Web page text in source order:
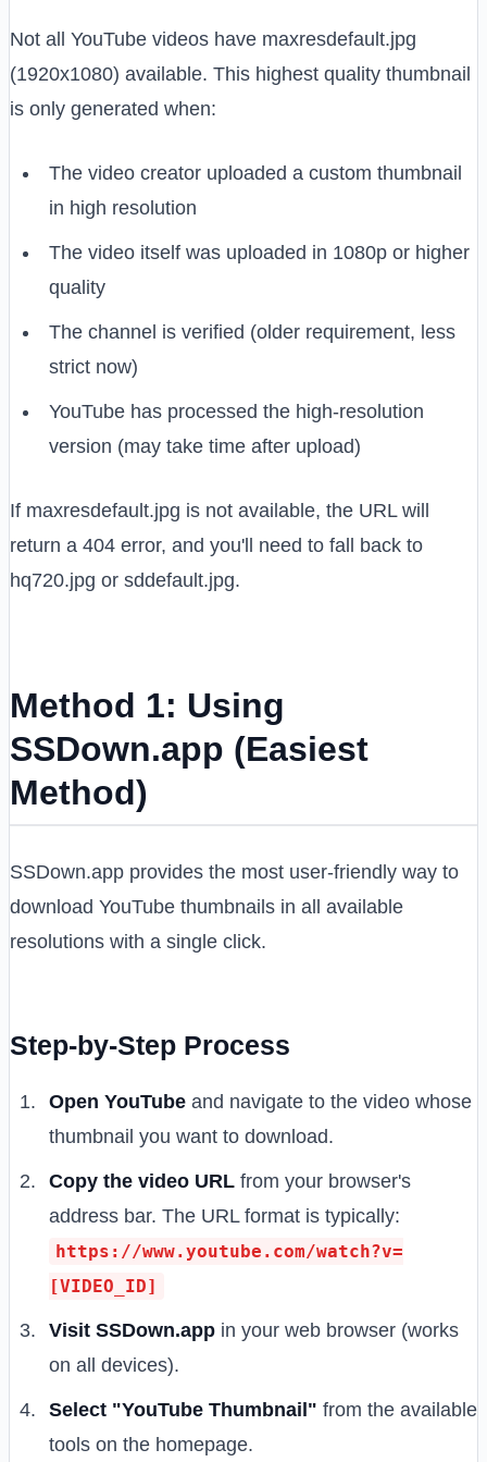
Not all YouTube videos have maxresdefault.jpg
(1920x1080) available. This highest quality thumbnail
is only generated when:
The video creator uploaded a custom thumbnail
in high resolution
The video itself was uploaded in 1080p or higher
quality
The channel is verified (older requirement, less
strict now)
YouTube has processed the high-resolution
version (may take time after upload)
If maxresdefault.jpg is not available, the URL will
return a 404 error, and you'll need to fall back to
hq720.jpg or sddefault.jpg.
Method 1: Using
SSDown.app (Easiest
Method)
SSDown.app provides the most user-friendly way to
download YouTube thumbnails in all available
resolutions with a single click.
Step-by-Step Process
Open YouTube and navigate to the video whose
thumbnail you want to download.
Copy the video URL from your browser's
address bar. The URL format is typically:
https://www.youtube.com/watch?v=
[VIDEO_ID]
Visit SSDown.app in your web browser (works
on all devices).
Select "YouTube Thumbnail" from the available
tools on the homepage.